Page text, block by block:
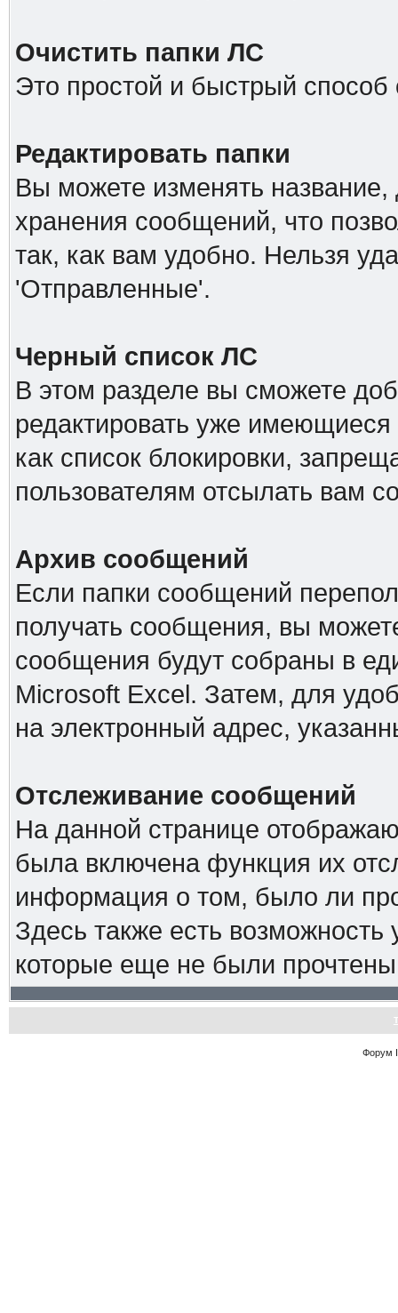
Очистить папки ЛС
Это простой и быстрый способ
Редактировать папки
Вы можете изменять название,
хранения сообщений, что
так, как вам удобно. Нельзя
'Отправленные'.
Черный список ЛС
В этом разделе вы сможете
редактировать уже имеющиеся
как список блокировки,
пользователям отсылать вам
Архив сообщений
Если папки сообщений
получать сообщения, вы
сообщения будут собраны в
Microsoft Excel. Затем, для
на электронный адрес,
Отслеживание сообщений
На данной странице
была включена функция их
информация о том, было ли
Здесь также есть
которые еще не были
Форум